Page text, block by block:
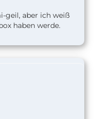
geil, aber ich weiß
haben werde.